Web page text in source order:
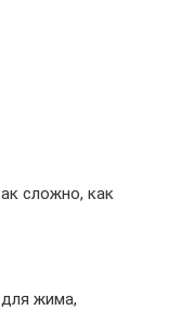
сложно, как
жима,